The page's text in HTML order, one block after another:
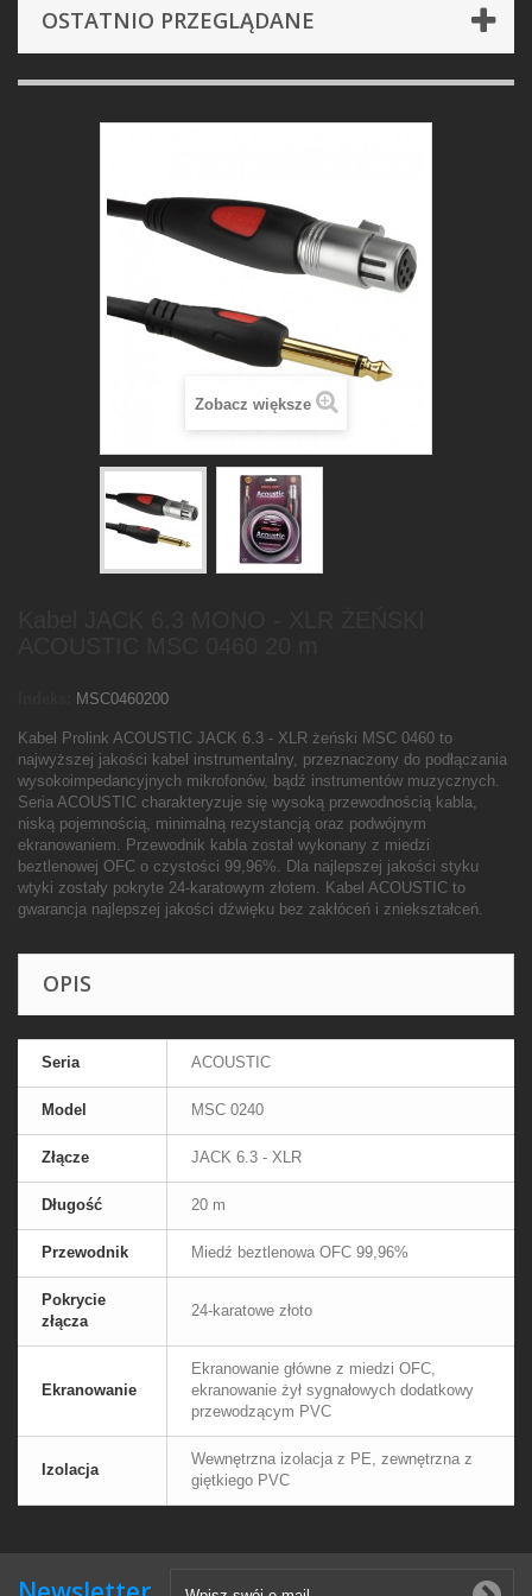
OSTATNIO PRZEGLĄDANE
Zobacz większe
MSC0460200
Kabel Prolink ACOUSTIC JACK 6.3 - XLR żeński MSC 0460 to
najwyższej jakości kabel instrumentalny, przeznaczony do podłączania
wysokoimpedancyjnych mikrofonów, bądź instrumentów muzycznych.
Seria ACOUSTIC charakteryzuje się wysoką przewodnością kabla,
niską pojemnością, minimalną rezystancją oraz podwójnym
ekranowaniem. Przewodnik kabla został wykonany z miedzi
beztlenowej OFC o czystości 99,96%. Dla najlepszej jakości styku
wtyki zostały pokryte 24-karatowym złotem. Kabel ACOUSTIC to
gwarancja najlepszej jakości dźwięku bez zakłóceń i zniekształceń.
OPIS
Seria ACOUSTIC
Model MSC 0240
Złącze JACK 6.3 - XLR
Długość 20 m
Przewodnik Miedź beztlenowa OFC 99,96%
Pokrycie
złącza
24-karatowe złoto
Ekranowanie
Ekranowanie główne z miedzi OFC,
ekranowanie żył sygnałowych dodatkowy
przewodzącym PVC
Izolacja
Wewnętrzna izolacja z PE, zewnętrzna z
giętkiego PVC